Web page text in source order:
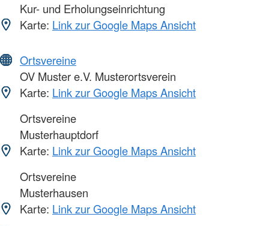
Kur- und Erholungseinrichtung
Karte: Link zur Google Maps Ansicht
Ortsvereine
OV Muster e.V. Musterortsverein
Karte: Link zur Google Maps Ansicht
Ortsvereine
Musterhauptdorf
Karte: Link zur Google Maps Ansicht
Ortsvereine
Musterhausen
Karte: Link zur Google Maps Ansicht